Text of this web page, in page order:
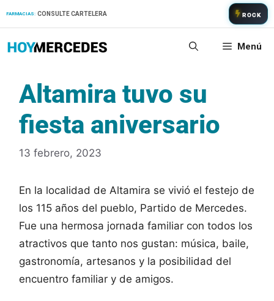
FARMACIAS: CONSULTE CARTELERA ROCK
Menú
Altamira tuvo su
fiesta aniversario
13 febrero, 2023
En la localidad de Altamira se vivió el festejo de
los 115 años del pueblo, Partido de Mercedes.
Fue una hermosa jornada familiar con todos los
atractivos que tanto nos gustan: música, baile,
gastronomía, artesanos y la posibilidad del
encuentro familiar y de amigos.